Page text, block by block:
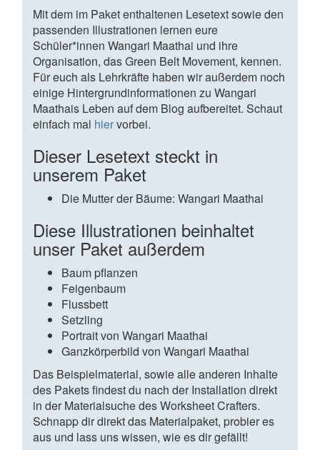
Mit dem im Paket enthaltenen Lesetext sowie den
passenden Illustrationen lernen eure
Schüler*innen Wangari Maathai und ihre
Organisation, das Green Belt Movement, kennen.
Für euch als Lehrkräfte haben wir außerdem noch
einige Hintergrundinformationen zu Wangari
Maathais Leben auf dem Blog aufbereitet. Schaut
einfach mal hiervorbei.
Dieser Lesetext steckt in
unserem Paket
Die Mutter der Bäume: Wangari Maathai
Diese Illustrationen beinhaltet
unser Paket außerdem
Baum pflanzen
Feigenbaum
Flussbett
Setzling
Portrait von Wangari Maathai
Ganzkörperbild von Wangari Maathai
Das Beispielmaterial, sowie alle anderen Inhalte
des Pakets findest du nach der Installation direkt
in der Materialsuche des Worksheet Crafters.
Schnapp dir direkt das Materialpaket, probier es
aus und lass uns wissen, wie es dir gefällt!